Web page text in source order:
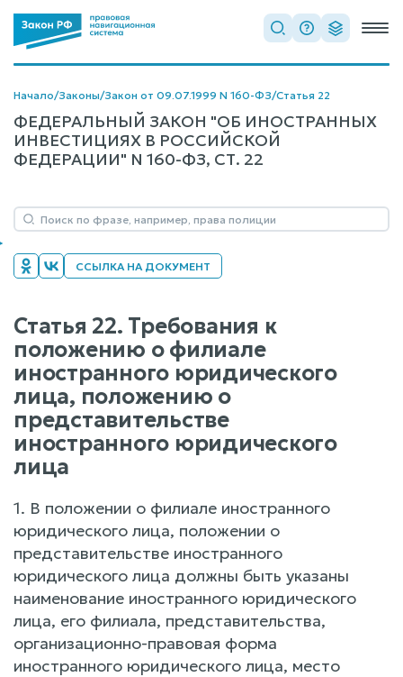
Начало/Законы/Закон от 09.07.1999 N 160-ФЗ/Статья 22
ФЕДЕРАЛЬНЫЙ ЗАКОН "ОБ ИНОСТРАННЫХ
ИНВЕСТИЦИЯХ В РОССИЙСКОЙ
ФЕДЕРАЦИИ" N 160-ФЗ, СТ. 22
ССЫЛКА НА ДОКУМЕНТ
Статья 22. Требования к
положению о филиале
иностранного юридического
лица, положению о
представительстве
иностранного юридического
лица
1. В положении о филиале иностранного
юридического лица, положении о
представительстве иностранного
юридического лица должны быть указаны
наименование иностранного юридического
лица, его филиала, представительства,
организационно-правовая форма
иностранного юридического лица, место